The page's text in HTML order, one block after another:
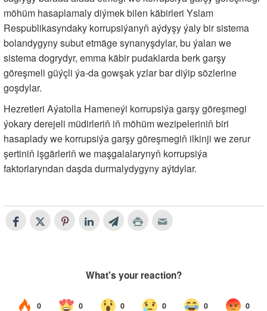
möhüm hasaplamaly diýmek bilen käbirleri Yslam
Respublikasyndaky korrupsiýanyň aýdyşy ýaly bir sistema
bolandygyny subut etmäge synanyşdylar, bu ýalan we
sistema dogrydyr, emma käbir pudaklarda berk garşy
göreşmeli güýçli ýa-da gowşak yzlar bar diýip sözlerine
goşdylar.
Hezretleri Aýatolla Hameneýi korrupsiýa garşy göreşmegi
ýokary derejeli müdirleriň iň möhüm wezipeleriniň biri
hasaplady we korrupsiýa garşy göreşmegiň ilkinji we zerur
şertiniň işgärleriň we maşgalalarynyň korrupsiýa
faktorlaryndan daşda durmalydygyny aýtdylar.